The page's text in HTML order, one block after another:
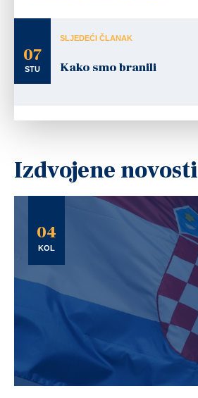
07
STU
SLJEDEĆI ČLANAK
Kako smo branili
Izdvojene novosti
04
KOL